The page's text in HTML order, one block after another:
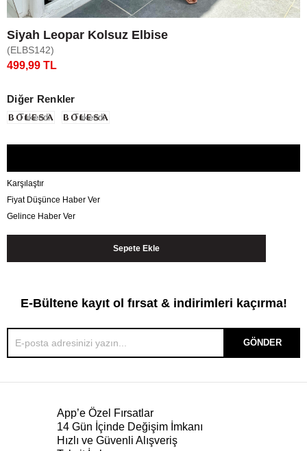
Siyah Leopar Kolsuz Elbise
(ELBS142)
499,99 TL
Diğer Renkler
Tükendi Tükendi
Karşılaştır
Fiyat Düşünce Haber Ver
Gelince Haber Ver
E-Bültene kayıt ol fırsat & indirimleri kaçırma!
GÖNDER
App’e Özel Fırsatlar
14 Gün İçinde Değişim İmkanı
Hızlı ve Güvenli Alışveriş